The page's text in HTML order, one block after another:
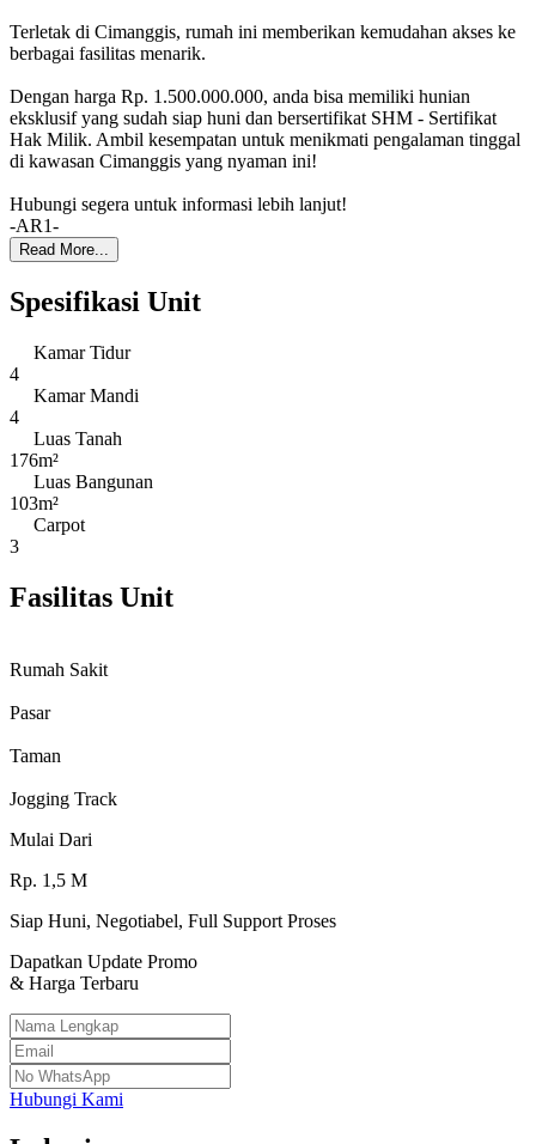
Terletak di Cimanggis, rumah ini memberikan kemudahan akses ke
berbagai fasilitas menarik.
Dengan harga Rp. 1.500.000.000, anda bisa memiliki hunian
eksklusif yang sudah siap huni dan bersertifikat SHM - Sertifikat
Hak Milik. Ambil kesempatan untuk menikmati pengalaman tinggal
di kawasan Cimanggis yang nyaman ini!
Hubungi segera untuk informasi lebih lanjut!
-AR1-
Read More...
Spesifikasi Unit
Kamar Tidur
4
Kamar Mandi
4
Luas Tanah
176m²
Luas Bangunan
103m²
Carpot
3
Fasilitas Unit
Rumah Sakit
Pasar
Taman
Jogging Track
Mulai Dari
Rp. 1,5 M
Siap Huni, Negotiabel, Full Support Proses
Dapatkan Update Promo
& Harga Terbaru
Hubungi Kami